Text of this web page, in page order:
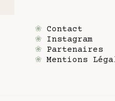
❀ Contact
❀ Instagram
❀ Partenaires
❀ Mentions